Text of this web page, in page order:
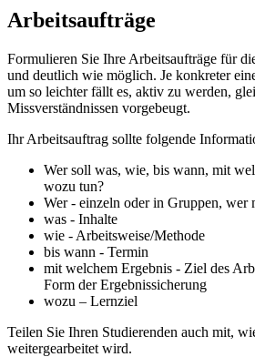
Arbeitsaufträge
Formulieren Sie Ihre Arbeitsaufträge für
und deutlich wie möglich. Je konkreter
um so leichter fällt es, aktiv zu werden,
Missverständnissen vorgebeugt.
Ihr Arbeitsauftrag sollte folgende
Wer soll was, wie, bis wann, mit
wozu tun?
Wer - einzeln oder in Gruppen, wer
was - Inhalte
wie - Arbeitsweise/Methode
bis wann - Termin
mit welchem Ergebnis - Ziel des
Form der Ergebnissicherung
wozu – Lernziel
Teilen Sie Ihren Studierenden auch mit,
weitergearbeitet wird.